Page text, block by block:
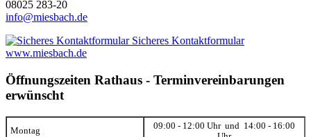
08025 283-20
info@miesbach.de
Sicheres Kontaktformular
www.miesbach.de
Öffnungszeiten Rathaus - Terminvereinbarungen
erwünscht
Montag
09:00 - 12:00 Uhr und 14:00 - 16:00